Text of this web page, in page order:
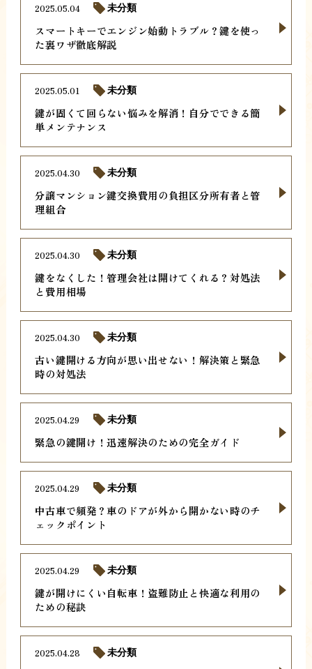
スマートキーでエンジン始動トラブル？鍵を使っ
た裏ワザ徹底解説
2025.05.04 未分類
鍵が固くて回らない悩みを解消！自分でできる簡
単メンテナンス
2025.05.01 未分類
分譲マンション鍵交換費用の負担区分所有者と管
理組合
2025.04.30 未分類
鍵をなくした！管理会社は開けてくれる？対処法
と費用相場
2025.04.30 未分類
古い鍵開ける方向が思い出せない！解決策と緊急
時の対処法
2025.04.30 未分類
緊急の鍵開け！迅速解決のための完全ガイド
2025.04.29 未分類
中古車で頻発？車のドアが外から開かない時のチ
ェックポイント
2025.04.29 未分類
鍵が開けにくい自転車！盗難防止と快適な利用の
ための秘訣
2025.04.29 未分類
2025.04.28 未分類